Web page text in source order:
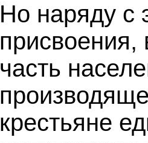
Но наряду с
присвоения,
часть
крестьяне